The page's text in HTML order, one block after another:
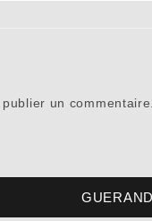
un commentaire.